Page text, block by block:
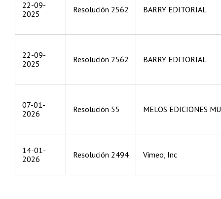
22-09-
2025
Resolución 2562 BARRY EDITORIAL
22-09-
2025
Resolución 2562 BARRY EDITORIAL
07-01-
2026
Resolución 55 MELOS EDICIONES
14-01-
2026
Resolución 2494 Vimeo, Inc